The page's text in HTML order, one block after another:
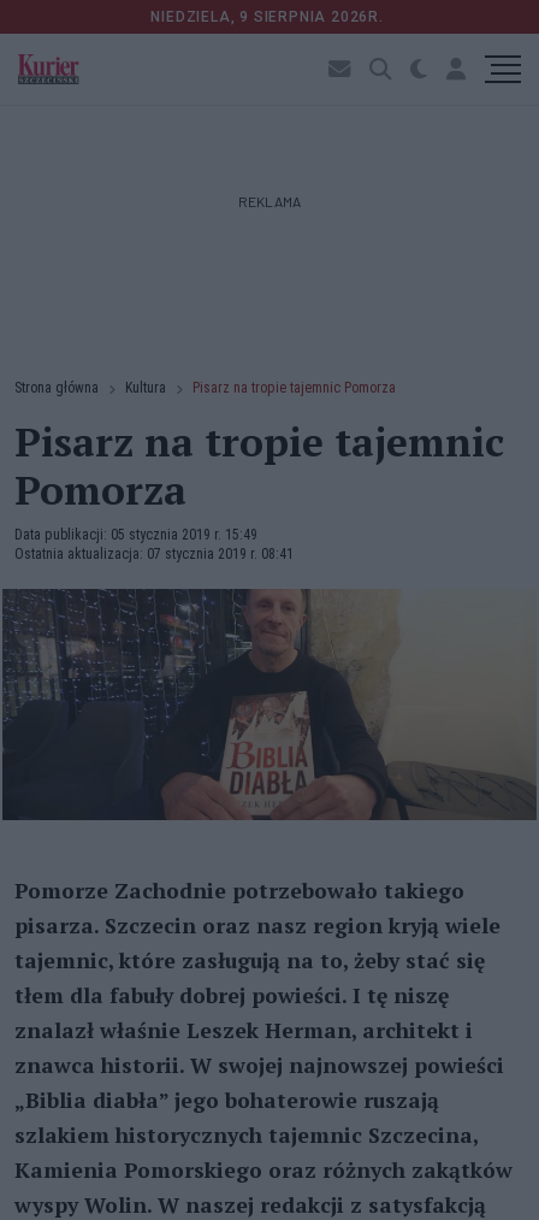
NIEDZIELA, 9 SIERPNIA 2026R.
REKLAMA
Strona główna Kultura Pisarz na tropie tajemnic Pomorza
Pisarz na tropie tajemnic
Pomorza
Data publikacji: 05 stycznia 2019 r. 15:49
Ostatnia aktualizacja: 07 stycznia 2019 r. 08:41
Pomorze Zachodnie potrzebowało takiego
pisarza. Szczecin oraz nasz region kryją wiele
tajemnic, które zasługują na to, żeby stać się
tłem dla fabuły dobrej powieści. I tę niszę
znalazł właśnie Leszek Herman, architekt i
znawca historii. W swojej najnowszej powieści
„Biblia diabła” jego bohaterowie ruszają
szlakiem historycznych tajemnic Szczecina,
Kamienia Pomorskiego oraz różnych zakątków
wyspy Wolin. W naszej redakcji z satysfakcją